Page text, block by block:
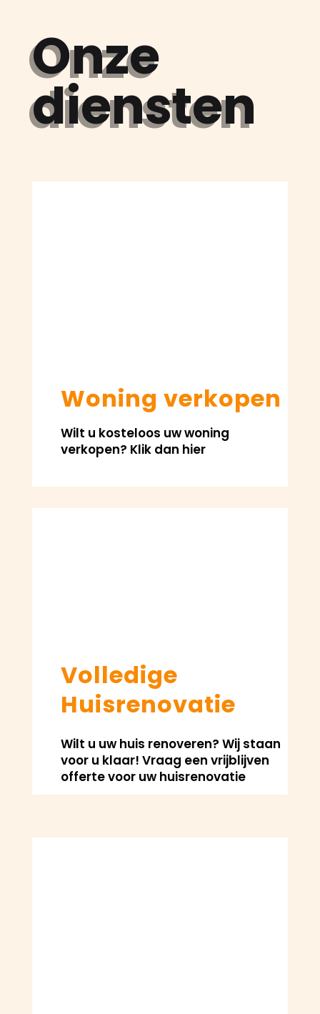
Onze
diensten
Woning verkopen
Wilt u kosteloos uw woning
verkopen? Klik dan hier
Volledige
Huisrenovatie
Wilt u uw huis renoveren? Wij staan
voor u klaar! Vraag een vrijblijven
offerte voor uw huisrenovatie